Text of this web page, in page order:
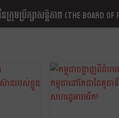
មប្រឹក្សាសន្តិភាព (The Board Of